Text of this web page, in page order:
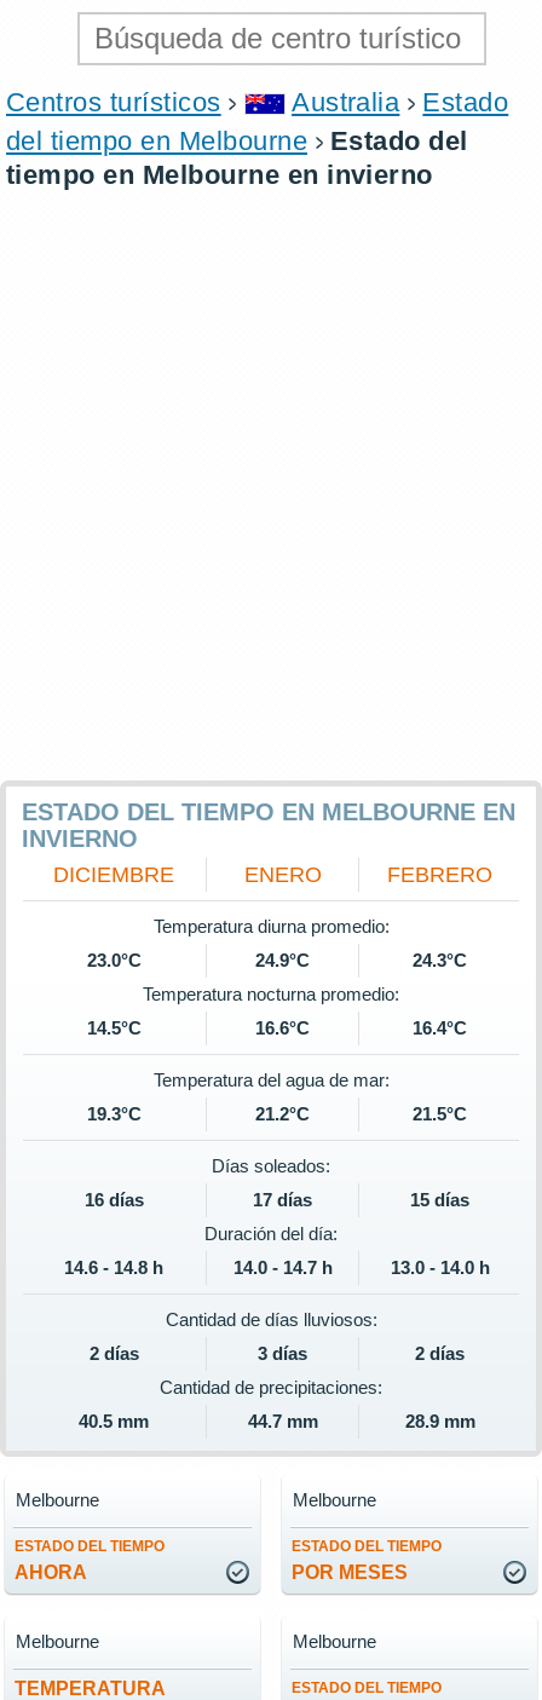
Centros turísticos Australia
Estado
del tiempo en Melbourne
Estado del
tiempo en Melbourne en invierno
ESTADO DEL TIEMPO EN MELBOURNE EN
INVIERNO
DICIEMBRE ENERO FEBRERO
Temperatura diurna promedio:
23.0°C
24.9°C
24.3°C
Temperatura nocturna promedio:
14.5°C
16.6°C 16.4°C
Temperatura del agua de mar:
19.3°C
21.2°C 21.5°C
Días soleados:
16 días
17 días
15 días
Duración del día:
14.6 - 14.8 h
14.0 - 14.7 h 13.0 - 14.0 h
Cantidad de días lluviosos:
2 días
3 días
2 días
Cantidad de precipitaciones:
40.5 mm
44.7 mm 28.9 mm
ESTADO DEL TIEMPO
AHORA
Melbourne
ESTADO DEL TIEMPO
POR MESES
Melbourne
TEMPERATURA
Melbourne
ESTADO DEL TIEMPO
Melbourne